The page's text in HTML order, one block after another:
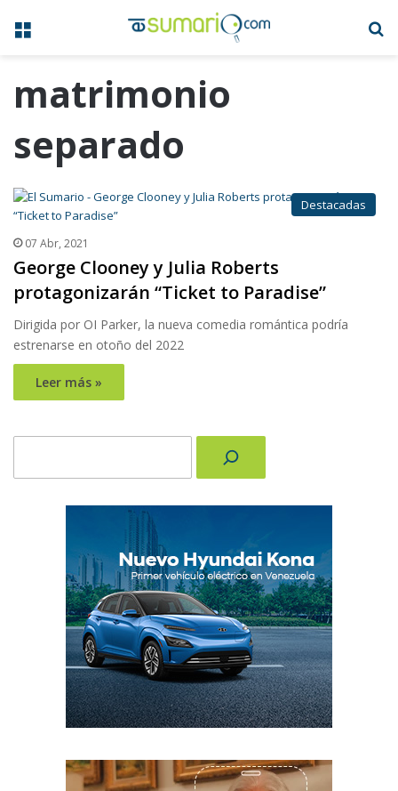
Menú
matrimonio
separado
Destacadas
07 Abr, 2021
George Clooney y Julia Roberts
protagonizarán “Ticket to Paradise”
Dirigida por OI Parker, la nueva comedia romántica podría
estrenarse en otoño del 2022
Leer más »